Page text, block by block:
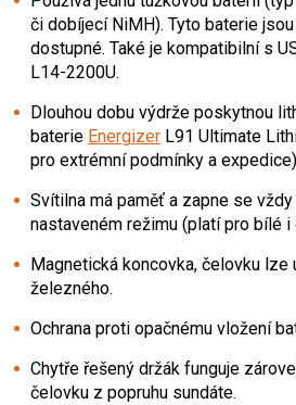
či dobíjecí NiMH). Tyto baterie
dostupné. Také je kompatibilní s
L14-2200U.
Dlouhou dobu výdrže poskytnou
baterie Energizer L91 Ultimate
pro extrémní podmínky a
Svítilna má paměť a zapne se
nastaveném režimu (platí pro bílé i
Magnetická koncovka, čelovku lze
železného.
Ochrana proti opačnému vložení
Chytře řešený držák funguje
čelovku z popruhu sundáte.